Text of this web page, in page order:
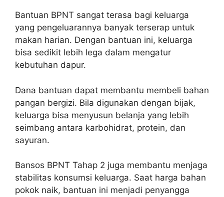
Bantuan BPNT sangat terasa bagi keluarga
yang pengeluarannya banyak terserap untuk
makan harian. Dengan bantuan ini, keluarga
bisa sedikit lebih lega dalam mengatur
kebutuhan dapur.
Dana bantuan dapat membantu membeli bahan
pangan bergizi. Bila digunakan dengan bijak,
keluarga bisa menyusun belanja yang lebih
seimbang antara karbohidrat, protein, dan
sayuran.
Bansos BPNT Tahap 2 juga membantu menjaga
stabilitas konsumsi keluarga. Saat harga bahan
pokok naik, bantuan ini menjadi penyangga